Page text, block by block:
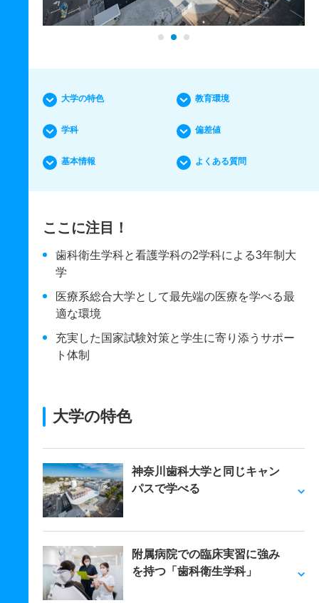
大学の特色 教育環境
学科 偏差値
基本情報 よくある質問
ここに注目！
歯科衛生学科と看護学科の2学科による3年制大
学
医療系総合大学として最先端の医療を学べる最
適な環境
充実した国家試験対策と学生に寄り添うサポー
ト体制
大学の特色
神奈川歯科大学と同じキャン
パスで学べる
附属病院での臨床実習に強み
を持つ「歯科衛生学科」